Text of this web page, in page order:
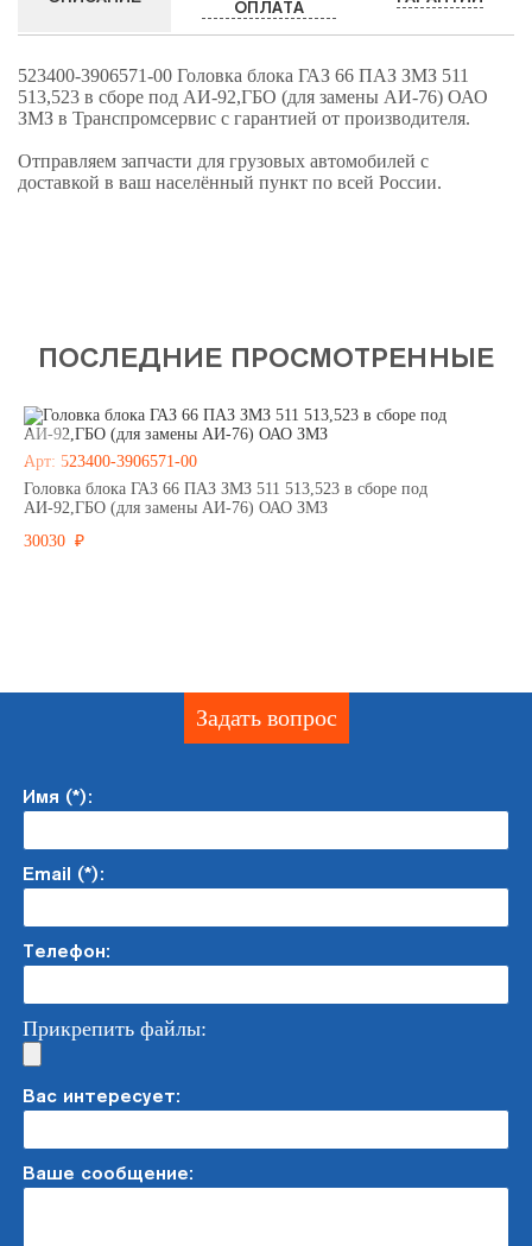
ОПЛАТА
523400-3906571-00 Головка блока ГАЗ 66 ПАЗ ЗМЗ 511
513,523 в сборе под АИ-92,ГБО (для замены АИ-76) ОАО
ЗМЗ в Транспромсервис с гарантией от производителя.
Отправляем запчасти для грузовых автомобилей с
доставкой в ваш населённый пункт по всей России.
ПОСЛЕДНИЕ ПРОСМОТРЕННЫЕ
Арт: 523400-3906571-00
Головка блока ГАЗ 66 ПАЗ ЗМЗ 511 513,523 в сборе под
АИ-92,ГБО (для замены АИ-76) ОАО ЗМЗ
30030 ₽
Задать вопрос
Имя (*):
Email (*):
Телефон:
Прикрепить файлы:
Вас интересует:
Ваше сообщение: